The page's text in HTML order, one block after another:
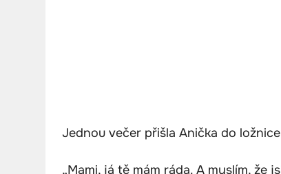
Jednou večer přišla Anička do
„Mami, já tě mám ráda. A myslím, že